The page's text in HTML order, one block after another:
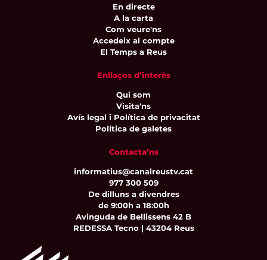
En directe
A la carta
Com veure'ns
Accedeix al compte
El Temps a Reus
Enllaços d’interès
Qui som
Visita'ns
Avís legal i Política de privacitat
Política de galetes
Contacta’ns
informatius@canalreustv.cat
977 300 509
De dilluns a divendres
de 9:00h a 18:00h
Avinguda de Bellissens 42 B
REDESSA Tecno | 43204 Reus